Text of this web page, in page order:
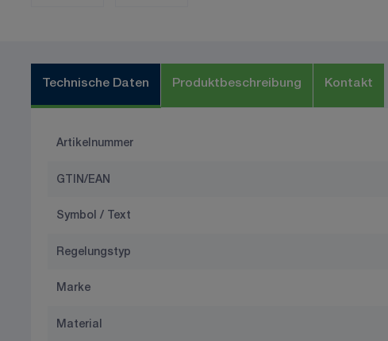
Technische Daten Produktbeschreibung Kontakt
Artikelnummer
GTIN/EAN
Symbol / Text
Regelungstyp
Marke
Material